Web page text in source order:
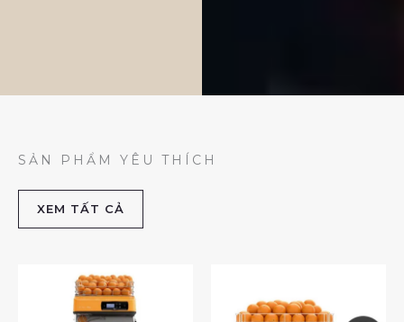
SẢN PHẨM YÊU THÍCH
XEM TẤT CẢ